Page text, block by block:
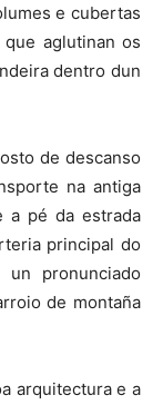
e cubertas
que aglutinan os
dentro dun
de descanso
na antiga
a pé da estrada
principal do
pronunciado
de montaña
arquitectura e a